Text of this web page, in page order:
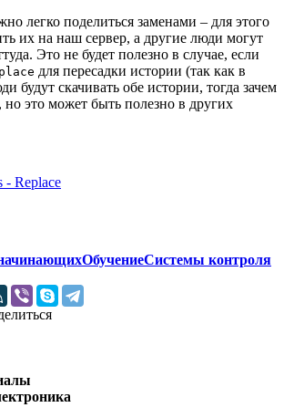
легко поделиться заменами – для этого
их на наш сервер, а другие люди могут
Это не будет полезно в случае, если
для пересадки истории (так как в
будут скачивать обе истории, тогда зачем
но это может быть полезно в других
- Replace
ОбучениеСистемы контроля